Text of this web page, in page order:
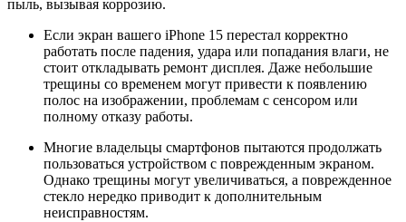
пыль, вызывая коррозию.
Если экран вашего iPhone 15 перестал корректно
работать после падения, удара или попадания влаги, не
стоит откладывать ремонт дисплея. Даже небольшие
трещины со временем могут привести к появлению
полос на изображении, проблемам с сенсором или
полному отказу работы.
Многие владельцы смартфонов пытаются продолжать
пользоваться устройством с поврежденным экраном.
Однако трещины могут увеличиваться, а поврежденное
стекло нередко приводит к дополнительным
неисправностям.